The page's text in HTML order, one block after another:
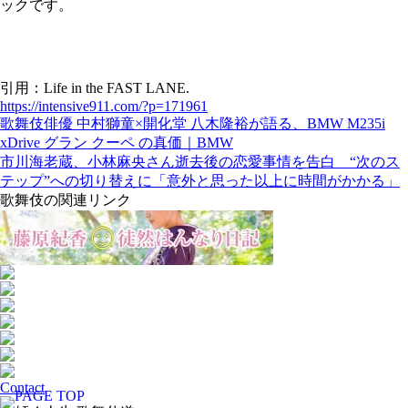
ックです。
引用：Life in the FAST LANE.
https://intensive911.com/?p=171961
歌舞伎俳優 中村獅童×開化堂 八木隆裕が語る、BMW M235i
xDrive グラン クーペ の真価｜BMW
市川海老蔵、小林麻央さん逝去後の恋愛事情を告白 “次のス
テップ”への切り替えに「意外と思った以上に時間がかかる」
歌舞伎の関連リンク
Contact